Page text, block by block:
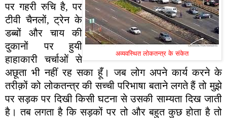
अव्यवस्थित लोकतन्त्र के संकेत
पर गहरी रुचि है, पर
टीवी चैनलों, ट्रेन के
डब्बों और चाय की
दुकानों पर हुयी
हाहाकारी चर्चाओं से
अछूता भी नहीं रह सका हूँ। जब लोग अपने कार्य करने के
तरीक़ों को लोकतन्त्र की सच्ची परिभाषा बताने लगते हैं तो मुझे
पर सड़क पर दिखी किसी घटना से उसकी साम्यता दिख जाती
है। तब लगता है कि सड़कों पर तो और बहुत कुछ होता है तो